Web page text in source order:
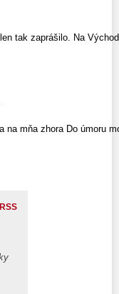
tak zaprášilo. Na
na mňa zhora Do úmoru
RSS